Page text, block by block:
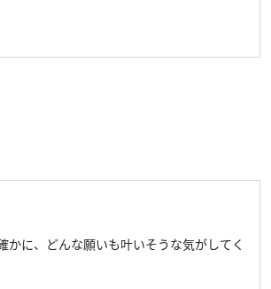
に、どんな願いも叶いそうな気がしてく